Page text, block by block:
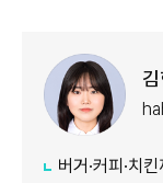
버거·커피·치킨